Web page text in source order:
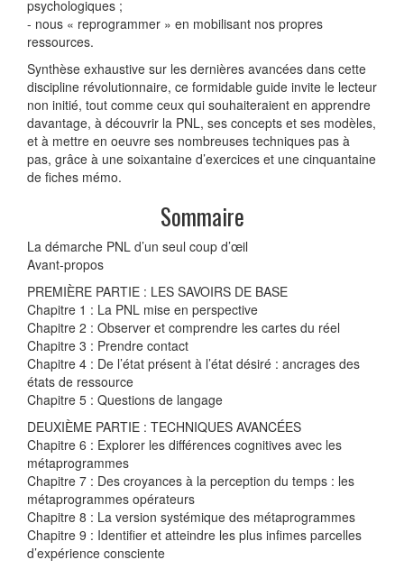
psychologiques ;
- nous « reprogrammer » en mobilisant nos propres
ressources.
Synthèse exhaustive sur les dernières avancées dans cette
discipline révolutionnaire, ce formidable guide invite le lecteur
non initié, tout comme ceux qui souhaiteraient en apprendre
davantage, à découvrir la PNL, ses concepts et ses modèles,
et à mettre en oeuvre ses nombreuses techniques pas à
pas, grâce à une soixantaine d’exercices et une cinquantaine
de fiches mémo.
Sommaire
La démarche PNL d’un seul coup d’œil
Avant-propos
PREMIÈRE PARTIE : LES SAVOIRS DE BASE
Chapitre 1 : La PNL mise en perspective
Chapitre 2 : Observer et comprendre les cartes du réel
Chapitre 3 : Prendre contact
Chapitre 4 : De l’état présent à l’état désiré : ancrages des
états de ressource
Chapitre 5 : Questions de langage
DEUXIÈME PARTIE : TECHNIQUES AVANCÉES
Chapitre 6 : Explorer les différences cognitives avec les
métaprogrammes
Chapitre 7 : Des croyances à la perception du temps : les
métaprogrammes opérateurs
Chapitre 8 : La version systémique des métaprogrammes
Chapitre 9 : Identifier et atteindre les plus infimes parcelles
d’expérience consciente